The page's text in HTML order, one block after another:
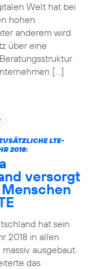
Welt hat bei
hohen
anderem wird
über eine
[…]
LTE-
2018:
versorgt
hat sein
2018 in allen
ausgebaut.
das